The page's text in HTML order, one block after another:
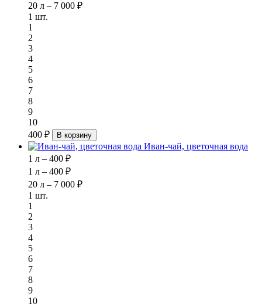
20 л – 7 000 ₽
1 шт.
1
2
3
4
5
6
7
8
9
10
400 ₽
В корзину
Иван-чай, цветочная вода
1 л – 400 ₽
1 л – 400 ₽
20 л – 7 000 ₽
1 шт.
1
2
3
4
5
6
7
8
9
10